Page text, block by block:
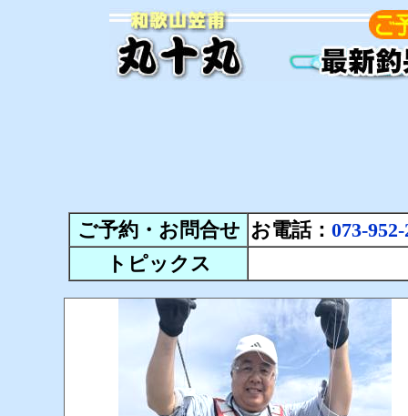
ご予約・お問合せ お電話： 073-
トピックス